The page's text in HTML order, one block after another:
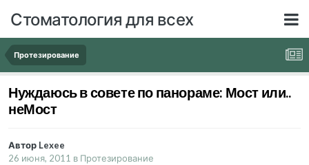
Стоматология для всех
Протезирование
Нуждаюсь в совете по панораме: Мост или..
неМост
Автор Lexee
26 июня, 2011 в Протезирование